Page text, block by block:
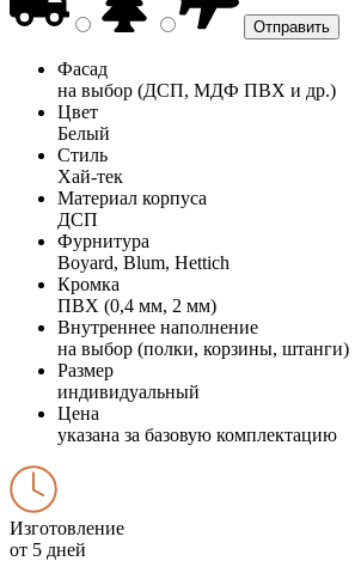
Фасад
на выбор (ДСП, МДФ ПВХ и др.)
Цвет
Белый
Стиль
Хай-тек
Материал корпуса
ДСП
Фурнитура
Boyard, Blum, Hettich
Кромка
ПВХ (0,4 мм, 2 мм)
Внутреннее наполнение
на выбор (полки, корзины, штанги)
Размер
индивидуальный
Цена
указана за базовую комплектацию
Изготовление
от 5 дней